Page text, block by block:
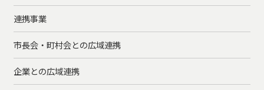
連携事業
市長会・町村会との広域連携
企業との広域連携